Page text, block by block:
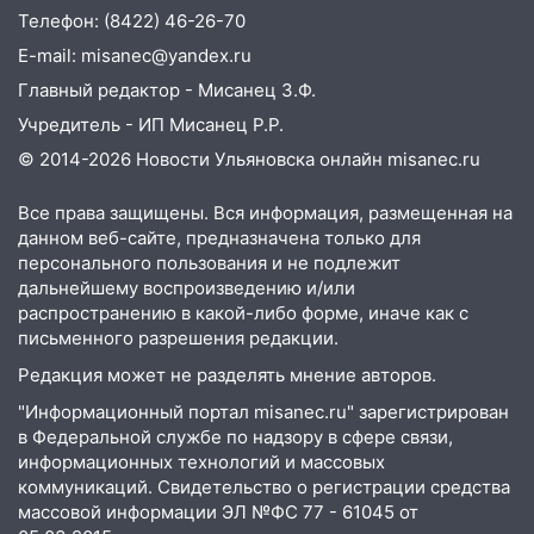
надвигается жара
14:08 Пешеход переходил по «зебре»:
подробности серьезной аварии на
Фруктовой
13:30 В Димитровграде на улице
13:00 Водитель без прав врезался в
припаркованный автомобиль
12:37 Переезжал «зебру» на
велосипеде и попал под колеса
12:18
Вспыхнул изнутри: в
Железнодорожном районе горела дача
11:33 В Засвияжье под колёса авто
попал мужчина
11:17
В Радищевском районе сгорели
Телефон: (8422) 46-26-70
E-mail: misanec@yandex.ru
Главный редактор - Мисанец З.Ф.
Учредитель - ИП Мисанец Р.Р.
© 2014-2026 Новости Ульяновска онлайн misanec.ru
Все права защищены. Вся информация, размещенная на
данном веб-сайте, предназначена только для
персонального пользования и не подлежит
дальнейшему воспроизведению и/или
распространению в какой-либо форме, иначе как с
письменного разрешения редакции.
Редакция может не разделять мнение авторов.
"Информационный портал misanec.ru" зарегистрирован
в Федеральной службе по надзору в сфере связи,
информационных технологий и массовых
коммуникаций. Свидетельство о регистрации средства
массовой информации ЭЛ №ФС 77 - 61045 от